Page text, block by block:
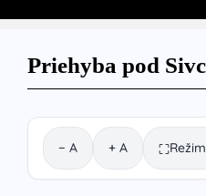
Priehyba pod
− A + A ⛶